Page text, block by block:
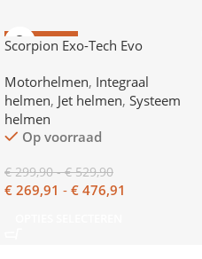
AANBIEDING
Scorpion Exo-Tech Evo
Motorhelmen, Integraal
helmen, Jet helmen, Systeem
helmen
Op voorraad
€299,90 - €529,90
€ 269,91 - € 476,91